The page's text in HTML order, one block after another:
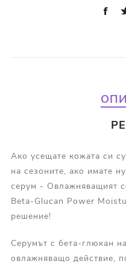
Ако усещате кожата си
на сезоните, ако имате
серум - Овлажняващият
Beta-Glucan Power
решение!
Серумът с бета-глюкан
овлажняващо действие,